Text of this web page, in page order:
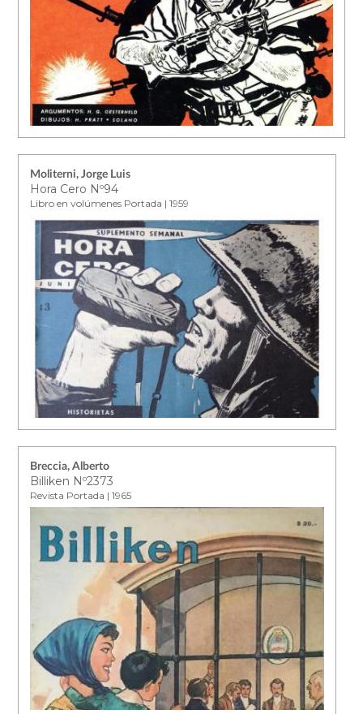
Moliterni, Jorge Luis
Hora Cero Nº94
Libro en volúmenes Portada | 1959
Breccia, Alberto
Billiken Nº2373
Revista Portada | 1965